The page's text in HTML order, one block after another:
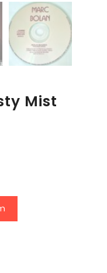
Mist